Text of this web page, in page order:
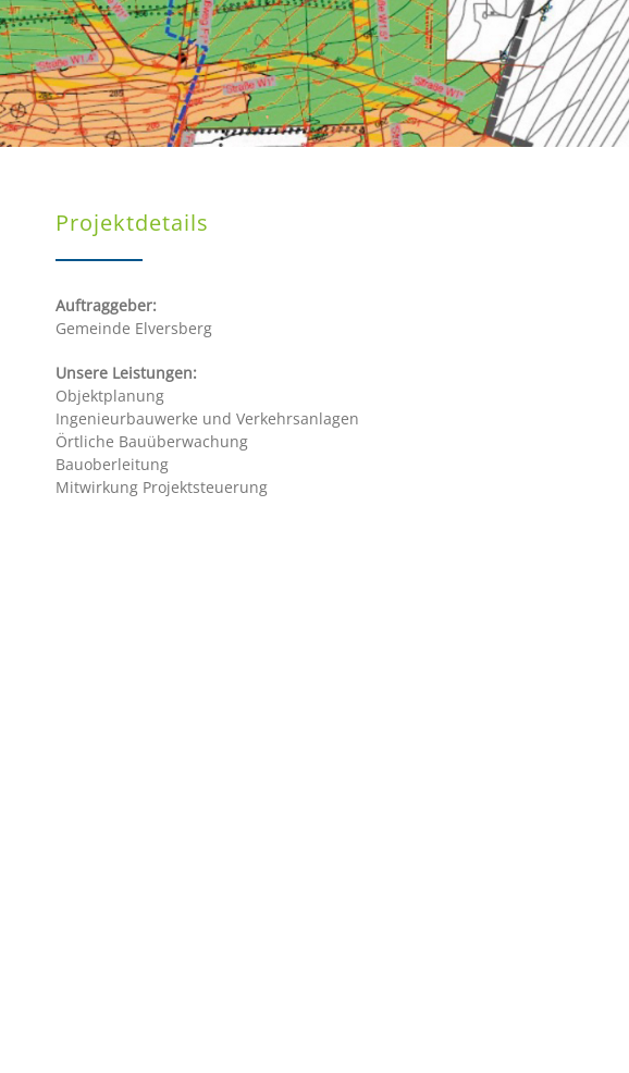
Projektdetails
Auftraggeber:
Gemeinde Elversberg
Unsere Leistungen:
Objektplanung
Ingenieurbauwerke und Verkehrsanlagen
Örtliche Bauüberwachung
Bauoberleitung
Mitwirkung Projektsteuerung